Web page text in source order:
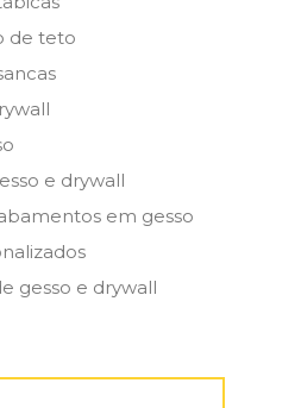
de teto
e drywall
em gesso
gesso e drywall